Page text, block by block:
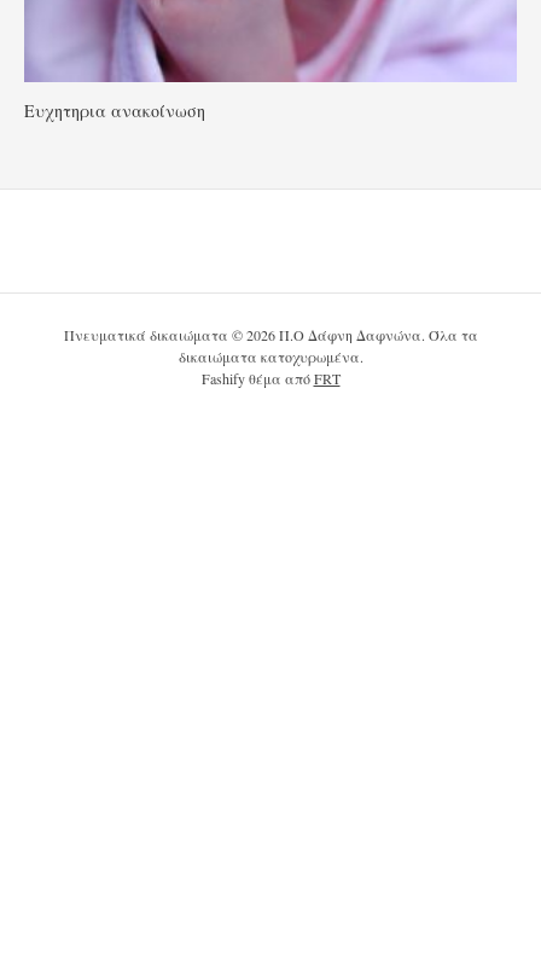
Ευχητηρια ανακοίνωση
Πνευματικά δικαιώματα © 2026 Π.Ο Δάφνη Δαφνώνα. Όλα τα
δικαιώματα κατοχυρωμένα.
Fashify θέμα απόFRT